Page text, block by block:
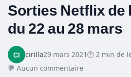
Sorties Netflix de
du 22 au 28 mars
cirilla29 mars 2021🕐 2 min de
💬 Aucun commentaire